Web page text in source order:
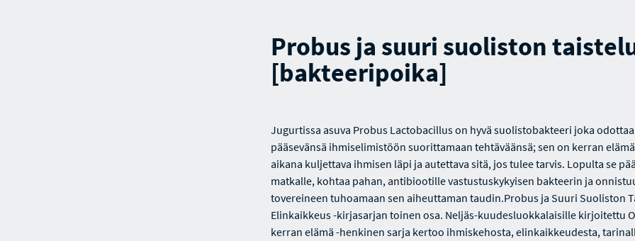
Probus ja suuri suoliston
[bakteeripoika]
Jugurtissa asuva Probus Lactobacillus on hyvä suolistobakteeri joka odottaa
pääsevänsä ihmiselimistöön suorittamaan tehtäväänsä; sen on kerran
aikana kuljettava ihmisen läpi ja autettava sitä, jos tulee tarvis. Lopulta se
matkalle, kohtaa pahan, antibiootille vastustuskykyisen bakteerin ja
tovereineen tuhoamaan sen aiheuttaman taudin.Probus ja Suuri Suoliston
Elinkaikkeus -kirjasarjan toinen osa. Neljäs-kuudesluokkalaisille kirjoitettu
kerran elämä -henkinen sarja kertoo ihmiskehosta, elinkaikkeudesta,